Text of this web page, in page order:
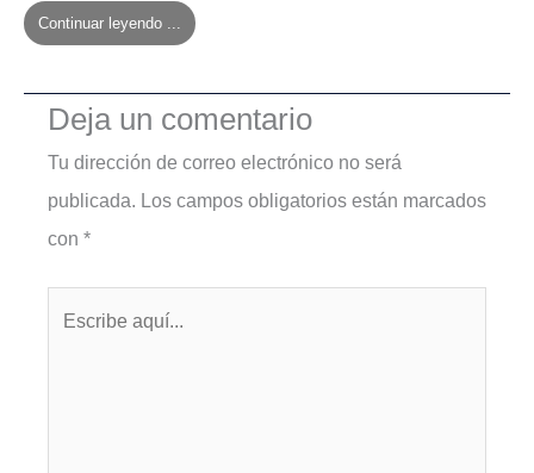
Continuar leyendo ...
Deja un comentario
Tu dirección de correo electrónico no será
publicada. Los campos obligatorios están marcados
con *